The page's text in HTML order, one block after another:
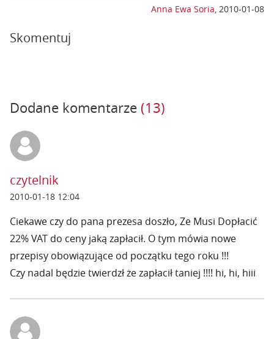
Anna Ewa Soria, 2010-01-08
Skomentuj
Dodane komentarze (13)
czytelnik
2010-01-18 12:04
Ciekawe czy do pana prezesa doszło, Ze Musi Dopłacić
22% VAT do ceny jaką zapłacił. O tym mówia nowe
przepisy obowiązujące od początku tego roku !!!
Czy nadal będzie twierdzł że zapłacił taniej !!!! hi, hi, hiii